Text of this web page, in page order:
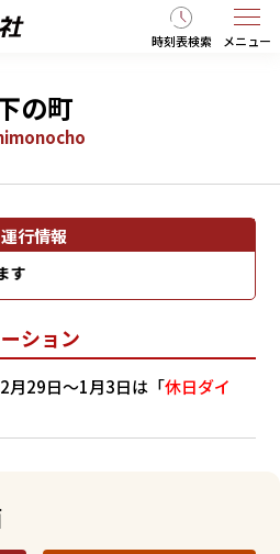
時刻表検索 メニュー
の町
運行情報
す
ション
月29日～1月3日は「休日ダイ